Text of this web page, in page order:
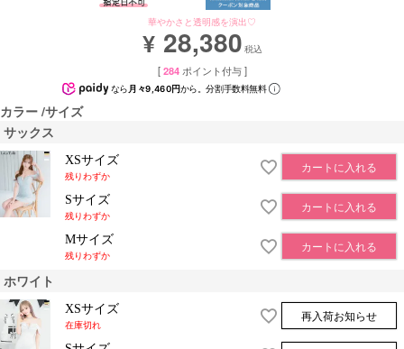
華やかさと透明感を演出♡
¥ 28,380 税込
[ 284 ポイント付与 ]
なら 月々9,460円から。分割手数料無料
カラー サイズ
サックス
XSサイズ
残りわずか
カートに入れる
Sサイズ
残りわずか
カートに入れる
Mサイズ
残りわずか
カートに入れる
ホワイト
XSサイズ
在庫切れ
再入荷お知らせ